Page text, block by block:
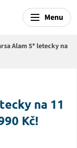
Menu
Alam 5* letecky na
na 11
Kč!